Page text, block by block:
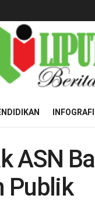
ASN
Publik